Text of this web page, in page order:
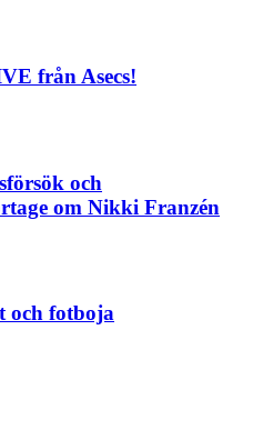
från Asecs!
och
om Nikki Franzén
och fotboja